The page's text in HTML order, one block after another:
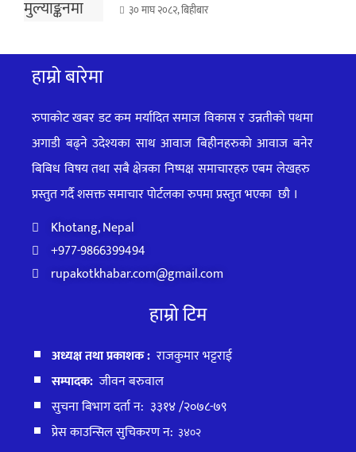
३० माघ २०८२, बिहीबार
हाम्रो बारेमा
रुपाकोट खबर डट कम मर्यादित समाज विकास र उन्नतीको पथमा
अगाडी बढ्ने उदेश्यका साथ आवाज बिहीनहरुको आवाज बनेर
बिबिध विषय तथा सबै क्षेत्रका निष्पक्ष समाचारहरु एबम लेखहरु
प्रस्तुत गर्दै शसक्त समाचार पोर्टलका रुपमा प्रस्तुतभएका छौ ।
Khotang, Nepal
+977-9866399494
rupakotkhabar.com@gmail.com
हाम्रो टिम
अध्यक्ष तथा प्रकाशक : राजकुमार भट्टराई
सम्पादक:जीवन बरुवाल
सुचना बिभाग दर्ता न: ३३१४ /२०७८-७९
प्रेस काउन्सिल सुचिकरण न: ३४०२